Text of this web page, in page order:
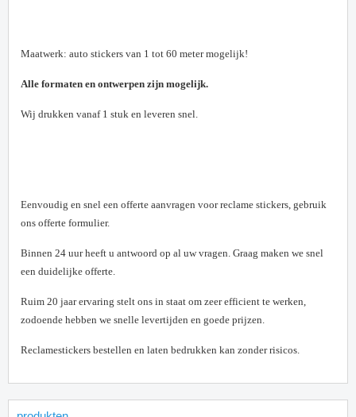
Maatwerk: auto stickers van 1 tot 60 meter mogelijk!
Alle formaten en ontwerpen zijn mogelijk.
Wij drukken vanaf 1 stuk en leveren snel.
Eenvoudig en snel een offerte aanvragen voor reclame stickers, gebruik
ons offerte formulier.
Binnen 24 uur heeft u antwoord op al uw vragen. Graag maken we snel
een duidelijke offerte.
Ruim 20 jaar ervaring stelt ons in staat om zeer efficient te werken,
zodoende hebben we snelle levertijden en goede prijzen.
Reclamestickers bestellen en laten bedrukken kan zonder risicos.